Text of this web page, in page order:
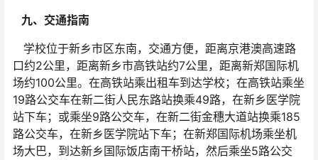
九、交通指南
学校位于新乡市区东南，交通方便，距离京港澳高速路
口约2公里，距离新乡市高铁站约7公里，距离新郑国际机
场约100公里。在高铁站乘出租车到达学校；在高铁站乘坐
19路公交车在新二街人民东路站换乘49路，在新乡医学院
站下车；或乘坐9路公交车，在新二街金穗大道站换乘185
路公交车，在新乡医学院站下车；在新郑国际机场乘坐机
场大巴，到达新乡国际饭店南干桥站，然后乘坐5路公交